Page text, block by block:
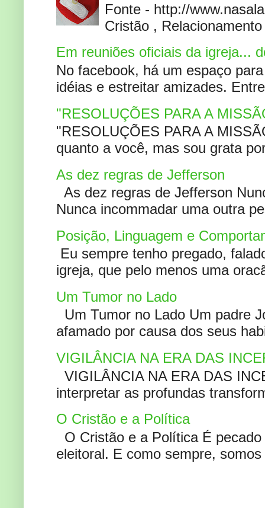
Fonte - http://
Cristão ,
Em reuniões oficiais da igreja...
No facebook, há um espaço
idéias e estreitar amizades.
"RESOLUÇÕES PARA A
"RESOLUÇÕES PARA A
quanto a você, mas sou grata
As dez regras de Jefferson
As dez regras de Jefferson
Nunca incommadar uma outra
Posição, Linguagem e
Eu sempre tenho pregado,
igreja, que pelo menos uma
Um Tumor no Lado
Um Tumor no Lado Um padre
afamado por causa dos seus
VIGILÂNCIA NA ERA DAS
VIGILÂNCIA NA ERA DAS
interpretar as profundas
O Cristão e a Política
O Cristão e a Política É
eleitoral. E como sempre,